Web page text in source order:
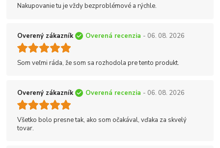
Nakupovanie tu je vždy bezproblémové a rýchle.
Overený zákazník Overená recenzia - 06. 08. 2026
Som veľmi ráda, že som sa rozhodola pre tento produkt.
Overený zákazník Overená recenzia - 06. 08. 2026
Všetko bolo presne tak, ako som očakával, vďaka za skvelý
tovar.